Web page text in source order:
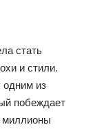
стать
и стили.
одним из
побеждает
миллионы